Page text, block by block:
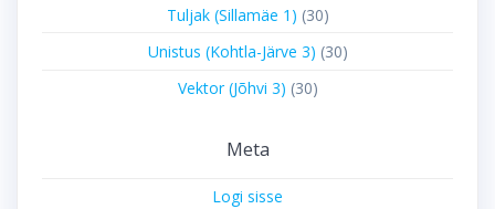
Tuljak (Sillamäe 1) (30)
Unistus (Kohtla-Järve 3) (30)
Vektor (Jõhvi 3) (30)
Meta
Logi sisse